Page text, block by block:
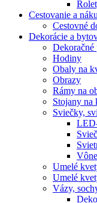
Cestovanie a
Cestovné
Dekorácie a
Dekoračné
Hodiny
Obaly na
Obrazy
Rámy na
Stojany na
Sviečky,
Umelé
Umelé
Vázy,